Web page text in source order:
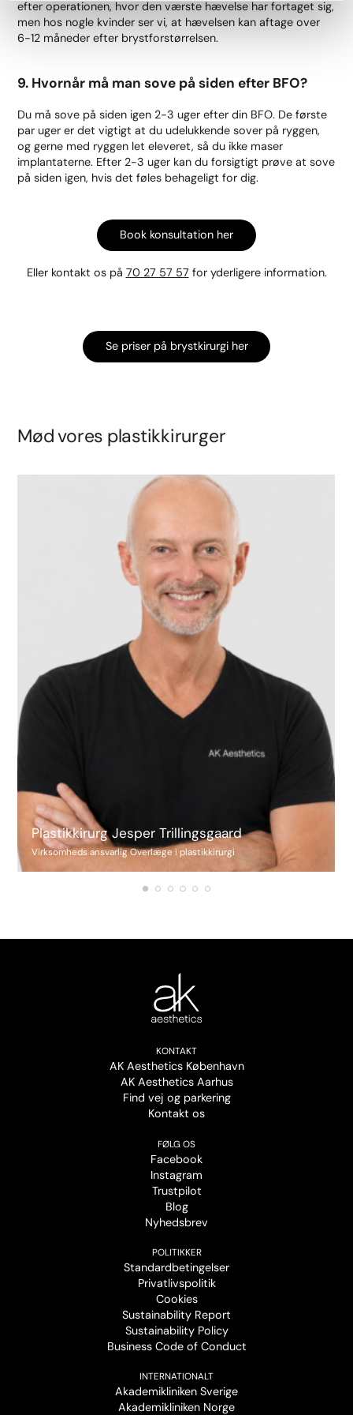
efter operationen, hvor den værste hævelse har fortaget sig,
men hos nogle kvinder ser vi, at hævelsen kan aftage over
6-12 måneder efter brystforstørrelsen.
9. Hvornår må man sove på siden efter BFO?
Du må sove på siden igen 2-3 uger efter din BFO. De første
par uger er det vigtigt at du udelukkende sover på ryggen,
og gerne med ryggen let eleveret, så du ikke maser
implantaterne. Efter 2-3 uger kan du forsigtigt prøve at sove
på siden igen, hvis det føles behageligt for dig.
Book konsultation her
Eller kontakt os på 70 27 57 57for yderligere information.
Se priser på brystkirurgi her
Mød vores plastikkirurger
Plastikkirurg Jesper Trillingsgaard
Virksomheds ansvarlig Overlæge i plastikkirurgi
KONTAKT
AK Aesthetics København
AK Aesthetics Aarhus
Find vej og parkering
Kontakt os
FØLG OS
Facebook
Instagram
Trustpilot
Blog
Nyhedsbrev
POLITIKKER
Standardbetingelser
Privatlivspolitik
Cookies
Sustainability Report
Sustainability Policy
Business Code of Conduct
INTERNATIONALT
Akademikliniken Sverige
Akademikliniken Norge